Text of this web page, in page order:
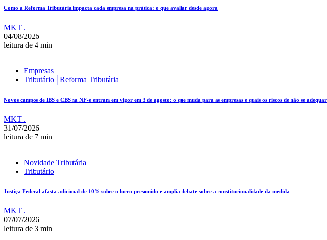
Como a Reforma Tributária impacta cada empresa na prática: o que avaliar desde agora
MKT .
04/08/2026
leitura de 4 min
Empresas
Tributário│Reforma Tributária
Novos campos de IBS e CBS na NF-e entram em vigor em 3 de agosto: o que muda para as empresas e quais os riscos de não se adequar
MKT .
31/07/2026
leitura de 7 min
Novidade Tributária
Tributário
Justiça Federal afasta adicional de 10% sobre o lucro presumido e amplia debate sobre a constitucionalidade da medida
MKT .
07/07/2026
leitura de 3 min